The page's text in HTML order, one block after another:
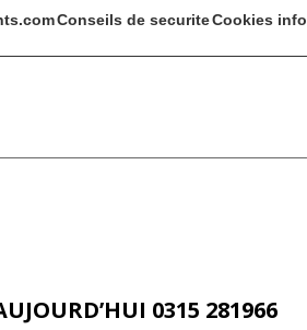
Conseils de securiteCookies info
0315 281966